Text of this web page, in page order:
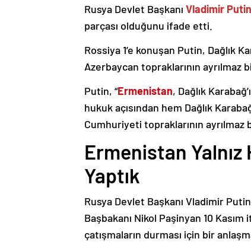
Rusya Devlet Başkanı Vladimir Putin
parçası olduğunu ifade etti.
Rossiya 1’e konuşan Putin, Dağlık
Azerbaycan topraklarının ayrılmaz
Putin, “Ermenistan, Dağlık
hukuk açısından hem Dağlık
Cumhuriyeti topraklarının
Ermenistan
Yaptık
Rusya Devlet Başkanı Vladimir
Başbakanı Nikol Paşinyan 10
çatışmaların durması için bir